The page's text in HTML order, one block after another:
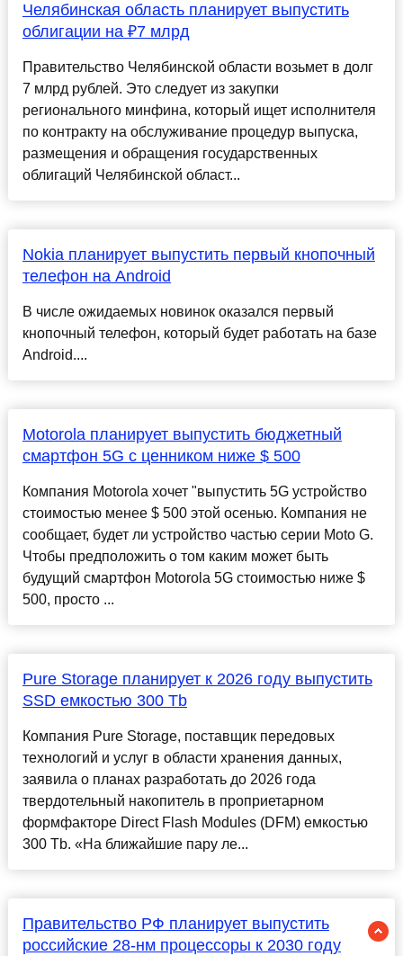
Челябинская область планирует выпустить
облигации на ₽7 млрд
Правительство Челябинской области возьмет в долг
7 млрд рублей. Это следует из закупки
регионального минфина, который ищет исполнителя
по контракту на обслуживание процедур выпуска,
размещения и обращения государственных
облигаций Челябинской област...
Nokia планирует выпустить первый кнопочный
телефон на Android
В числе ожидаемых новинок оказался первый
кнопочный телефон, который будет работать на базе
Android....
Motorola планирует выпустить бюджетный
смартфон 5G с ценником ниже $ 500
Компания Motorola хочет "выпустить 5G устройство
стоимостью менее $ 500 этой осенью. Компания не
сообщает, будет ли устройство частью серии Moto G.
Чтобы предположить о том каким может быть
будущий смартфон Motorola 5G стоимостью ниже $
500, просто ...
Pure Storage планирует к 2026 году выпустить
SSD емкостью 300 Tb
Компания Pure Storage, поставщик передовых
технологий и услуг в области хранения данных,
заявила о планах разработать до 2026 года
твердотельный накопитель в проприетарном
формфакторе Direct Flash Modules (DFM) емкостью
300 Tb. «На ближайшие пару ле...
Правительство РФ планирует выпустить
российские 28-нм процессоры к 2030 году